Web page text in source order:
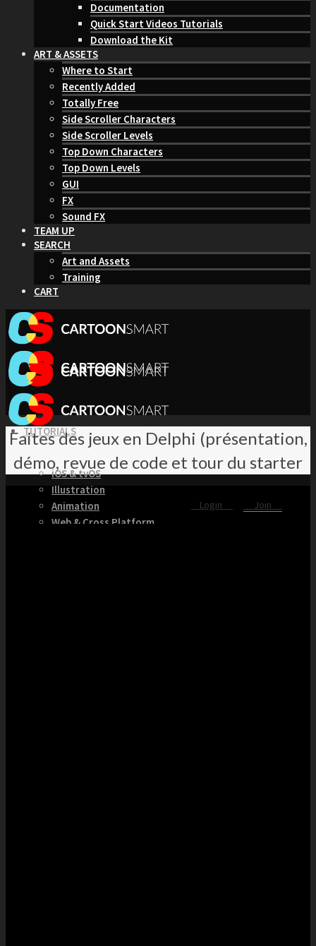
Documentation
Quick Start Videos Tutorials
Download the Kit
ART & ASSETS
Where to Start
Recently Added
Totally Free
Side Scroller Characters
Side Scroller Levels
Top Down Characters
Top Down Levels
GUI
FX
Sound FX
TEAM UP
SEARCH
Art and Assets
Training
CART
TUTORIALS
iOS & tvOS
Illustration
Animation
Web & Cross Platform
Faites des jeux en Delphi (présentation,
démo, revue de code et tour du starter
Login Join